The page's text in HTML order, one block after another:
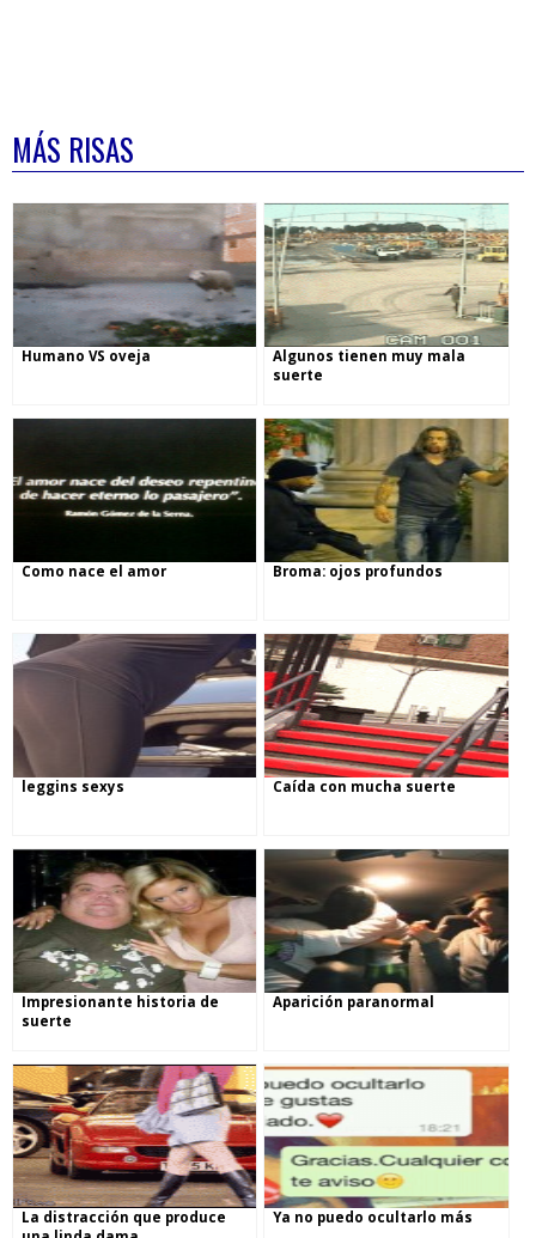
MÁS RISAS
Humano VS oveja
Algunos tienen muy mala
suerte
Como nace el amor Broma: ojos profundos
leggins sexys Caída con mucha suerte
Impresionante historia de
suerte
Aparición paranormal
La distracción que produce
Ya no puedo ocultarlo más